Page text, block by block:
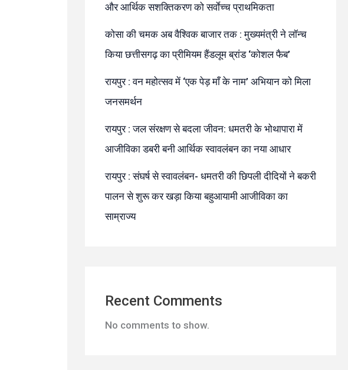
और आर्थिक सशक्तिकरण को सर्वाेच्च प्राथमिकता
कोसा की चमक अब वैश्विक बाजार तक : मुख्यमंत्री ने लॉन्च
किया छत्तीसगढ़ का प्रीमियम हैंडलूम ब्रांड ‘कोशल फैब’
रायपुर : वन महोत्सव में ‘एक पेड़ माँ के नाम’ अभियान को मिला
जनसमर्थन
रायपुर : जल संरक्षण से बदला जीवन: धमतरी के भोथापारा में
आजीविका डबरी बनी आर्थिक स्वावलंबन का नया आधार
रायपुर : संघर्ष से स्वावलंबन- धमतरी की छिपली दीदियों ने बकरी
पालन से शुरू कर खड़ा किया बहुआयामी आजीविका का
साम्राज्य
Recent Comments
No comments to show.